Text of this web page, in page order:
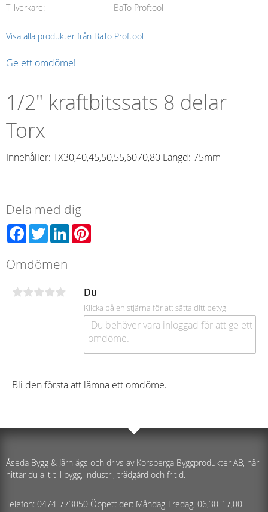
Tillverkare
BaTo Proftool
Visa alla produkter från BaTo Proftool
Ge ett omdöme!
1/2" kraftbitssats 8 delar
Torx
Innehåller: TX30,40,45,50,55,6070,80 Längd: 75mm
Dela med dig
Facebook
TwitterLinkedIn
Omdömen
Du
Klicka på en stjärna för att sätta ditt betyg
Bli den första att lämna ett omdöme.
Åseda Bygg & Järn ägs och drivs av Korsberga Byggprodukter AB, här
hittar du allt till bygg, industri, trädgård och fritid.
Telefon: 0474-773050 Öppettider: Måndag-Fredag, 06,30-17,00